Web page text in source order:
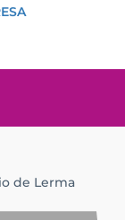
de Lerma